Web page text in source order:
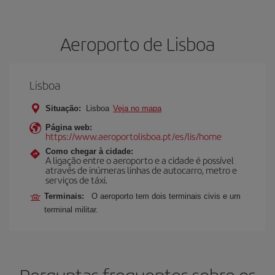
Aeroporto de Lisboa
Lisboa
Situação: Lisboa Veja no mapa
Página web:
https://www.aeroportolisboa.pt/es/lis/home
Como chegar à cidade:
A ligação entre o aeroporto e a cidade é possível
através de inúmeras linhas de autocarro, metro e
serviços de táxi.
Terminais:
O aeroporto tem dois terminais civis e um
terminal militar.